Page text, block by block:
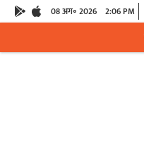
08 अग॰ 2026 2:06 PM